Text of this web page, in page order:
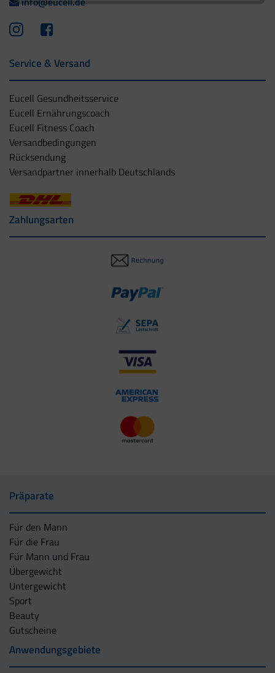
Service & Versand
Eucell Gesundheitsservice
Eucell Ernährungscoach
Eucell Fitness Coach
Versandbedingungen
Rücksendung
Versandpartner innerhalb Deutschlands
Zahlungsarten
Präparate
Für den Mann
Für die Frau
Für Mann und Frau
Übergewicht
Untergewicht
Sport
Beauty
Gutscheine
Anwendungsgebiete